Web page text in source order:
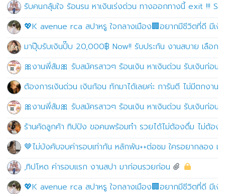
รับคนกลุ้มใจ ร้อนรน หาเงินเร่งด่วน ทางออกทางนี้ exit !!!
💖K avenue rca สปาหรู ใจกลางเมือง🏢อยากมีชีวิตที่ดี มีเงิ
มาปุ๊บรับเงินปั๊บ 20,000฿ Now!! รับประกัน งานสบาย เลือ
🎀งานพี่ส้ม🎀 รับสมัครสาวๆ ร้อนเงิน หาเงินด่วน รับเงินก่อนท
ต้องการเงินด่วน เงินก้อน ทักมาได้เลยค่ะ การันตี ไม่มีตกงาน
🎀งานพี่ส้ม🎀 รับสมัครสาวๆ ร้อนเงิน หาเงินด่วน รับเงินก่อนท
ร้านคัดลูกค้า ทิปปัง ขอคนพร้อมทำ รวยได้ไม่ต้องดื่ม ไม่ต้อง
🤎ไม่บังคับจบค่ารอบเท่ากัน หลักพัน++ต่อชม ใครอยากลอง มา
,ทิปโหด ค่ารอบแรก งานสปา มาก่อนรวยก่อน
💖K avenue rca สปาหรู ใจกลางเมือง🏢อยากมีชีวิตที่ดี มีเงิ